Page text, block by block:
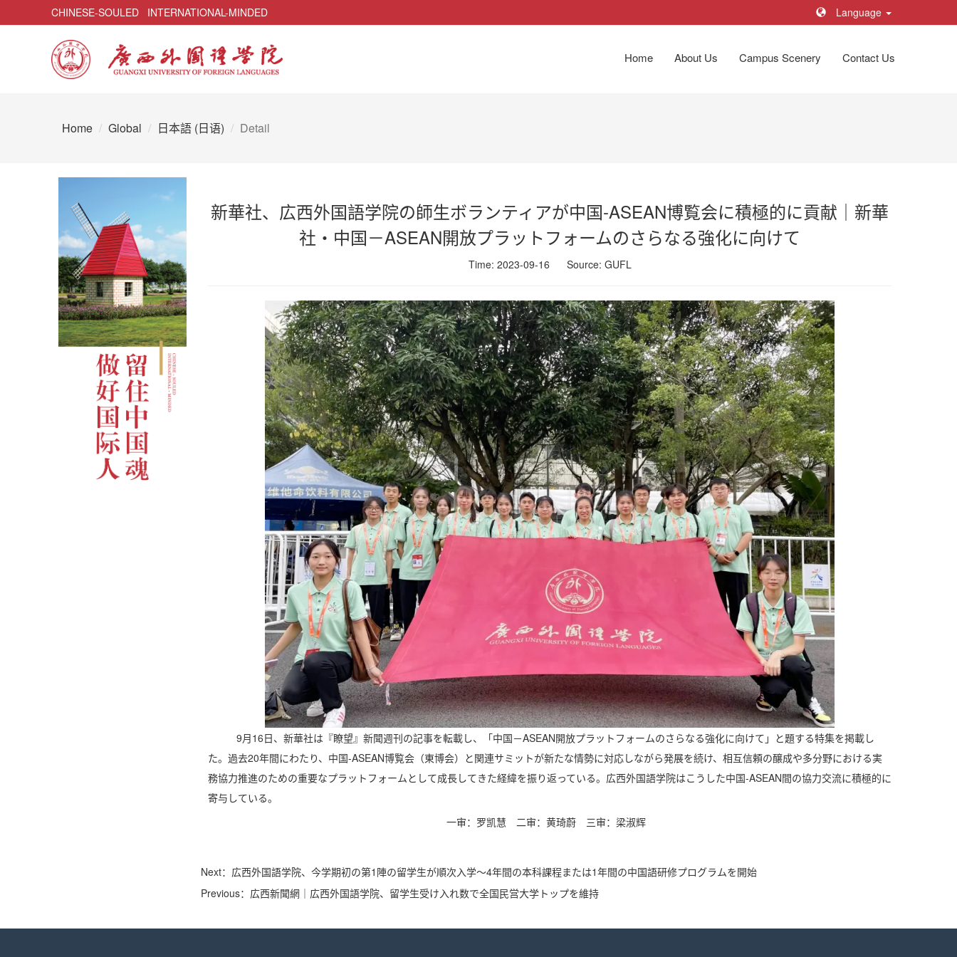
CHINESE-SOULED INTERNATIONAL-MINDED Language
Home About Us Campus Scenery Contact Us
Home Global 日本語 (日语) Detail
新華社、広西外国語学院の師生ボランティアが中国-ASEAN博覧会に積極的に貢献｜新華
社・中国－ASEAN開放プラットフォームのさらなる強化に向けて
Time: 2023-09-16 Source: GUFL
9月16日、新華社は『瞭望』新聞週刊の記事を転載し、「中国－ASEAN開放プラットフォームのさらなる強化に向けて」と題する特集を掲載し
た。過去20年間にわたり、中国-ASEAN博覧会（東博会）と関連サミットが新たな情勢に対応しながら発展を続け、相互信頼の醸成や多分野における実
務協力推進のための重要なプラットフォームとして成長してきた経緯を振り返っている。広西外国語学院はこうした中国-ASEAN間の協力交流に積極的に
寄与している。
一审：罗凯慧
二审：黄琦蔚 三审：梁淑辉
Next： 広西外国語学院、今学期初の第1陣の留学生が順次入学～4年間の本科課程または1年間の中国語研修プログラムを開始
Previous： 広西新聞網｜広西外国語学院、留学生受け入れ数で全国民営大学トップを維持